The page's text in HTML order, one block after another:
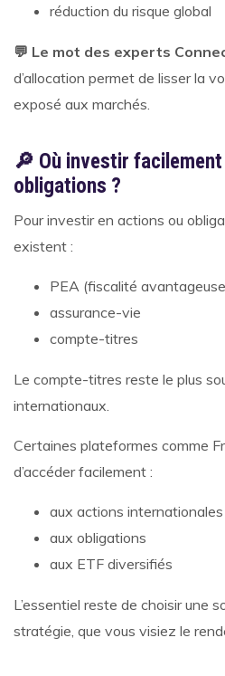
réduction du risque global
💬 Le mot des experts
d’allocation permet de lisser la
exposé aux marchés.
🔎 Où investir
obligations ?
Pour investir en actions ou
existent :
PEA (fiscalité
assurance-vie
compte-titres
Le compte-titres reste le plus
internationaux.
Certaines plateformes comme
d’accéder facilement :
aux actions internationales
aux obligations
aux ETF diversifiés
L’essentiel reste de choisir une
stratégie, que vous visiez le